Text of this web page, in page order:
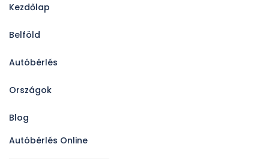
Kezdőlap
Belföld
Autóbérlés
Országok
Blog
Autóbérlés Online